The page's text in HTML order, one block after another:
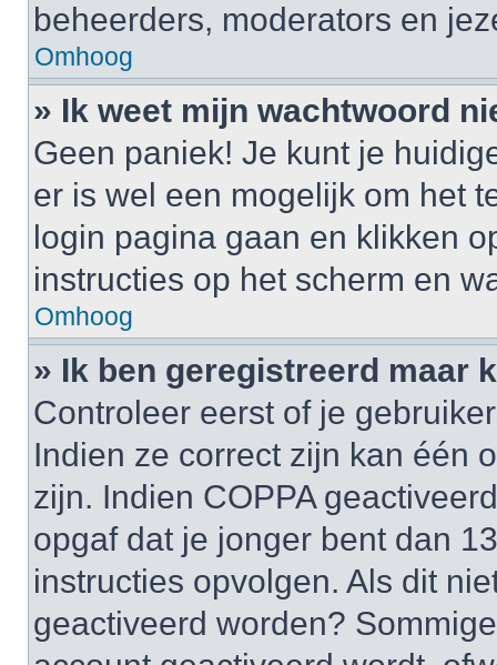
beheerders, moderators en
Omhoog
» Ik weet mijn wachtwoord
Geen paniek! Je kunt je
er is wel een mogelijk om het
login pagina gaan en klikken
instructies op het scherm en
Omhoog
» Ik ben geregistreerd maar
Controleer eerst of je
Indien ze correct zijn kan één
zijn. Indien COPPA
opgaf dat je jonger bent dan
instructies opvolgen. Als dit
geactiveerd worden?